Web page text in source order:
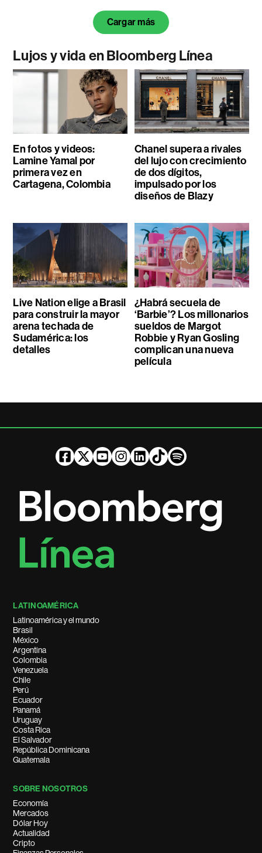
Cargar más
Lujos y vida en Bloomberg Línea
En fotos y videos:
Lamine Yamal por
primera vez en
Cartagena, Colombia
Chanel supera a rivales
del lujo con crecimiento
de dos dígitos,
impulsado por los
diseños de Blazy
Live Nation elige a Brasil
para construir la mayor
arena techada de
Sudamérica: los
detalles
¿Habrá secuela de
‘Barbie’? Los millonarios
sueldos de Margot
Robbie y Ryan Gosling
complican una nueva
película
LATINOAMÉRICA
Latinoamérica y el mundo
Brasil
México
Argentina
Colombia
Venezuela
Chile
Perú
Ecuador
Panamá
Uruguay
Costa Rica
El Salvador
República Dominicana
Guatemala
SOBRE NOSOTROS
Economía
Mercados
Dólar Hoy
Actualidad
Cripto